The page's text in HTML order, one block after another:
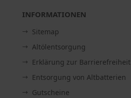
INFORMATIONEN
Sitemap
Altölentsorgung
Erklärung zur Barrierefreiheit
Entsorgung von Altbatterien
Gutscheine